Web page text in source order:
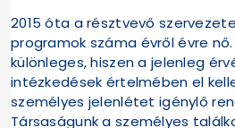
2015 óta a résztvevő
programok száma évről évre
különleges, hiszen a jelenleg
intézkedések értelmében el
személyes jelenlétet igénylő
Társaságunk a személyes